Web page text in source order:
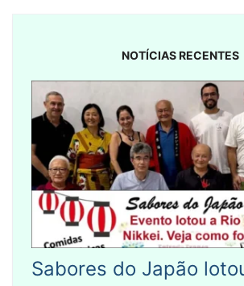
NOTÍCIAS RECENTES
Sabores do Japão